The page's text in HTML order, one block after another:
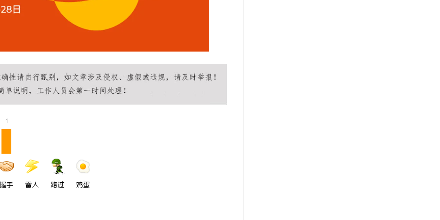
1
握手 雷人 路过 鸡蛋